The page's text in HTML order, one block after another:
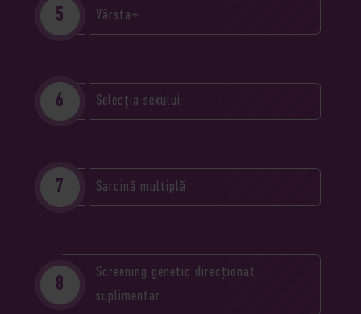
Vârsta+
Selecția sexului
Sarcină multiplă
Screening genetic direcționat
suplimentar